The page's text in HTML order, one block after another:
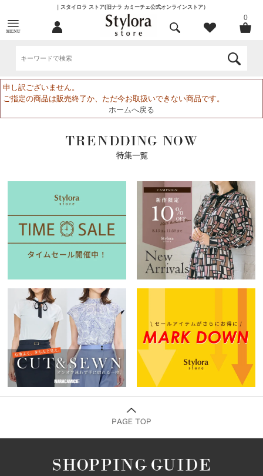
｜スタイロラ ストア(旧ナラ カミーチェ公式オンラインストア）
0
申し訳ございません。
ご指定の商品は販売終了か、ただ今お取扱いできない商品です。
ホームへ戻る